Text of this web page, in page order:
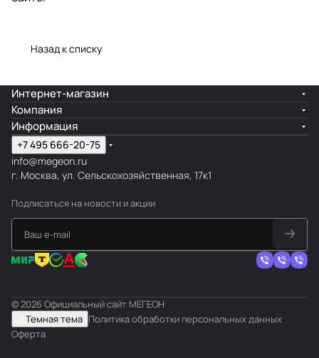
Назад к списку
Интернет-магазин
Компания
Информация
+7 495 666-20-75
info@megeon.ru
г. Москва, ул. Сельскохозяйственная, 17к1
Подписаться на новости и акции
© 2026 Официальный сайт МЕГЕОН
Темная тема Политика обработки персональных данных
Оферта